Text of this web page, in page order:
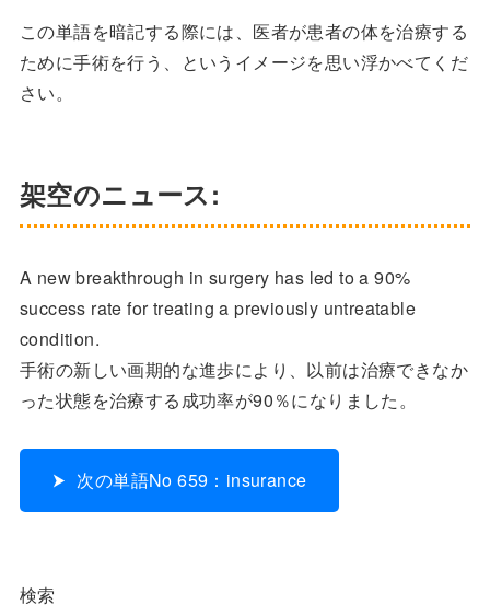
この単語を暗記する際には、医者が患者の体を治療する
ために手術を行う、というイメージを思い浮かべてくだ
さい。
架空のニュース:
A new breakthrough in surgery has led to a 90%
success rate for treating a previously untreatable
condition.
手術の新しい画期的な進歩により、以前は治療できなか
った状態を治療する成功率が90％になりました。
次の単語No 659：insurance
検索